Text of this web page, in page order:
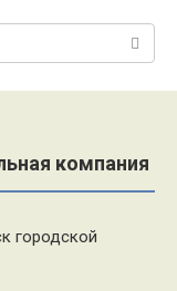
компания
городской